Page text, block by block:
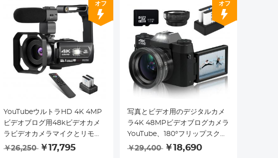
オフ
YouTubeウルトラHD 4K 4MP
ビデオブログ用48kビデオカメ
ラビデオカメラマイクとリモコ
ンWiFiデジタルカメラ3.0イン
￥26,250 ￥17,795
オフ
写真とビデオ用のデジタルカメ
ラ4K 48MPビデオブログカメラ
YouTube、180°フリップスクリ
ーン、16倍デジタルズーム、
￥29,400 ￥18,690